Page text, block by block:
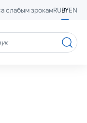
слабым зрокамRUBYEN